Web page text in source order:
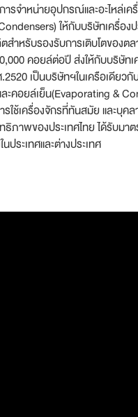
จำหน่ายอุปกรณ์และอะไหล่เค
ให้กับบริษัทเครื่อง
ำหรับรองรับการเติบโตของต
คอยล์ต่อปี ส่งให้กับบริษัท
เป็นบริษัทฯในเครือเดียว
คอยล์เย็น(Evaporating &
รใช้เครื่องจักรที่ทันสมัย และบุ
าพของประเทศไทย ได้รับมา
ะเทศและต่างประเทศ